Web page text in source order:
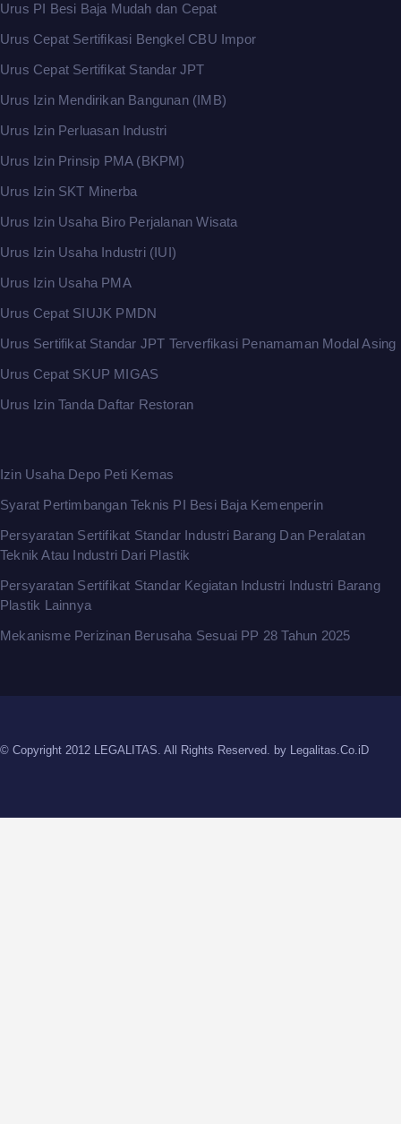
Urus PI Besi Baja Mudah dan Cepat
Urus Cepat Sertifikasi Bengkel CBU Impor
Urus Cepat Sertifikat Standar JPT
Urus Izin Mendirikan Bangunan (IMB)
Urus Izin Perluasan Industri
Urus Izin Prinsip PMA (BKPM)
Urus Izin SKT Minerba
Urus Izin Usaha Biro Perjalanan Wisata
Urus Izin Usaha Industri (IUI)
Urus Izin Usaha PMA
Urus Cepat SIUJK PMDN
Urus Sertifikat Standar JPT Terverfikasi Penamaman Modal Asing
Urus Cepat SKUP MIGAS
Urus Izin Tanda Daftar Restoran
Izin Usaha Depo Peti Kemas
Syarat Pertimbangan Teknis PI Besi Baja Kemenperin
Persyaratan Sertifikat Standar Industri Barang Dan Peralatan
Teknik Atau Industri Dari Plastik
Persyaratan Sertifikat Standar Kegiatan Industri Industri Barang
Plastik Lainnya
Mekanisme Perizinan Berusaha Sesuai PP 28 Tahun 2025
© Copyright 2012 LEGALITAS. All Rights Reserved. by Legalitas.Co.iD